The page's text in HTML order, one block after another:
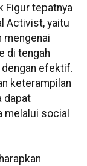
Figur tepatnya
Activist, yaitu
mengenai
di tengah
efektif.
keterampilan
dapat
melalui social